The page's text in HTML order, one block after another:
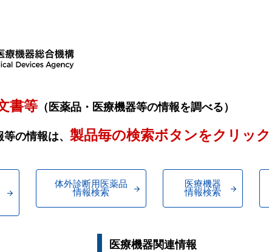
書等 （医薬品・医療機器等の情報を調べる）
の情報は、 製品毎の検索ボタンをクリック
体外診断用医薬品
情報検索
医療機器
情報検索
医療機器関連情報